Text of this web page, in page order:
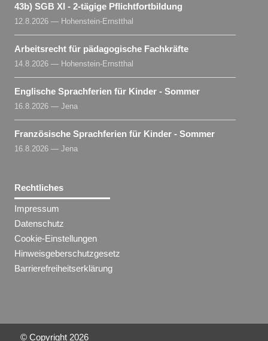
43b) SGB XI - 2-tägige Pflichtfortbildung
12.8.2026 — Hohenstein-Ernstthal
Arbeitsrecht für pädagogische Fachkräfte
14.8.2026 — Hohenstein-Ernstthal
Englische Sprachferien für Kinder - Sommer
16.8.2026 — Jena
Französische Sprachferien für Kinder - Sommer
16.8.2026 — Jena
Rechtliches
Impressum
Datenschutz
Cookie-Einstellungen
Hinweisgeberschutzgesetz
Barrierefreiheitserklärung
© Copyright 2026